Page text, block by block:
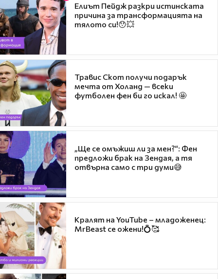
Елиът Пейдж разкри истинската
причина за трансформацията на
тялото си!😯💥
Травис Скот получи подарък
мечта от Холанд — всеки
футболен фен би го искал! 🤩
„Ще се омъжиш ли за мен?“: Фен
предложи брак на Зендая, а тя
отвърна само с три думи😅
Кралят на YouTube – младоженец:
MrBeast се ожени!💍🥰